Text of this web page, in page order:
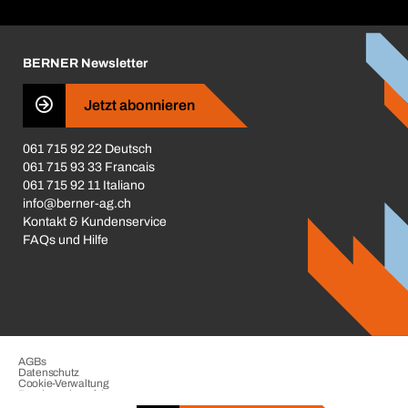
Business Conduct
BERNER Newsletter
Jetzt abonnieren
061 715 92 22 Deutsch
061 715 93 33 Francais
061 715 92 11 Italiano
info@berner-ag.ch
Kontakt & Kundenservice
FAQs und Hilfe
AGBs
Datenschutz
Cookie-Verwaltung
Beschwerdeverfahren